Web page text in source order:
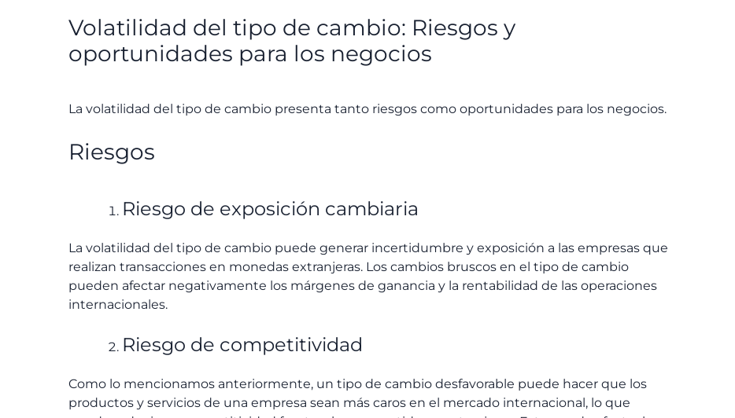
Volatilidad del tipo de cambio: Riesgos y
oportunidades para los negocios
La volatilidad del tipo de cambio presenta tanto riesgos como oportunidades para los negocios.
Riesgos
Riesgo de exposición cambiaria
La volatilidad del tipo de cambio puede generar incertidumbre y exposición a las empresas que
realizan transacciones en monedas extranjeras. Los cambios bruscos en el tipo de cambio
pueden afectar negativamente los márgenes de ganancia y la rentabilidad de las operaciones
internacionales.
Riesgo de competitividad
Como lo mencionamos anteriormente, un tipo de cambio desfavorable puede hacer que los
productos y servicios de una empresa sean más caros en el mercado internacional, lo que